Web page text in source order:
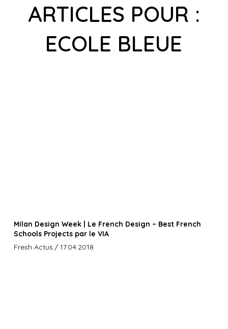
ARTICLES POUR :
ECOLE BLEUE
Milan Design Week | Le French Design – Best French
Schools Projects par le VIA
Fresh Actus / 17.04.2018